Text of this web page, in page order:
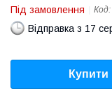
Під замовлення Код:
Відправка з 17
Купити